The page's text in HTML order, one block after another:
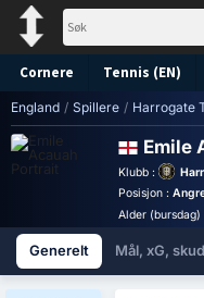
Cornere Tennis (EN)
England / Spillere / Harrogate
Emile
Klubb :
Posisjon :
Alder (bursdag)
Generelt Mål, xG,